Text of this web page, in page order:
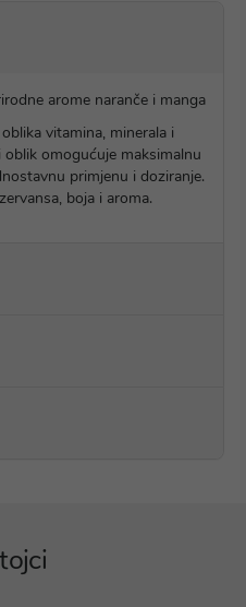
arome naranče i manga
vitamina, minerala i
omogućuje maksimalnu
primjenu i doziranje.
boja i aroma.